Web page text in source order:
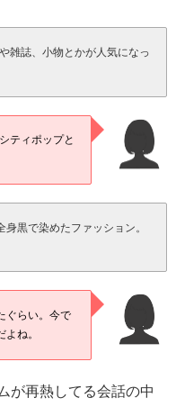
雑誌、小物とかが人気になっ
ティポップと
黒で染めたファッション。
ぐらい。今で
ね。
が再熱してる会話の中